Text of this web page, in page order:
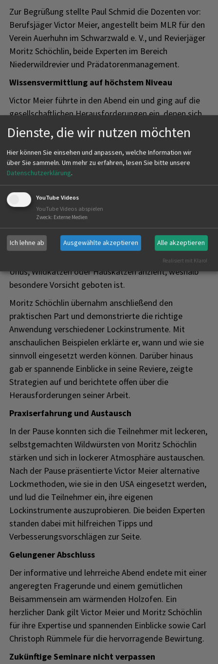
Zur Begrüßung stellte Paul Schmid die Dozenten vor:
Berufsjäger Victor Meier, angestellt beim MLR für den
Verein Auerhuhn im Schwarzwald e. V., und Revierjäger
Moritz Schöchlin, beide Experten im Bereich
Niederwildrevier und Prädatorenmanagement.
Wissensvermittlung auf höchstem Niveau
Victor Meier führte in den Abend ein und ging auf die
gesellschaftlichen Herausforderungen ein, denen sich
Jäger oft stellen müssen. Mit beeindruckenden Zahlen
und Fakten unterstrich er die Bedeutung der
Raubwildjagd als Beitrag zum Artenschutz. So wies er
darauf hin, dass 40 % der Auerhuhn-Gelege
Prädatoren zum Opfer fallen – der Fuchs ist mit 44 %
Hauptverursacher. Lockjagd, so erklärte Meier, sei
dabei eine besonders effektive Methode, da sie nur
dann eine Anziehungskraft entfaltet, wenn der Jäger
vor Ort ist – anders als Luderplätze, die dauerhaft
locken. Beeindruckende Videoaufnahmen belegten,
dass die Methode auch nicht bejagbare Arten wie
Uhus, Wildkatzen oder Hauskatzen anzieht, weshalb
besondere Vorsicht geboten ist.
Moritz Schöchlin übernahm anschließend den
praktischen Part und demonstrierte die richtige
Anwendung verschiedener Lockinstrumente. Mit
anschaulichen Beispielen erklärte er, wann und wie sie
sinnvoll eingesetzt werden können. Darüber hinaus
gab er spannende Einblicke in seine Reviere, zeigte
Strategien auf und berichtete offen über die
Herausforderungen seiner Arbeit.
Praxiserfahrung und Austausch
In der Pause konnten sich die Teilnehmer mit leckeren,
selbstgemachten Wildwürsten von Moritz Schöchlin
stärken und sich in lockerer Atmosphäre austauschen.
Nach der Pause präsentierte Victor Meier alternative
Lockmethoden, wie sie in den USA eingesetzt werden,
und lud die Teilnehmer ein, ihre eigenen
Lockinstrumente auszuprobieren. Die beiden Experten
standen dabei mit hilfreichen Tipps und
Verbesserungsvorschlägen zur Seite.
Gelungener Abschluss
Der informative und lehrreiche Abend endete mit einer
angeregten Fragerunde und einem gemütlichen
Beisammensein am wärmenden Holzofen. Ein
herzlicher Dank gilt Victor Meier und Moritz Schöchlin
für ihre Expertise und spannenden Einblicke sowie Carl
Christoph Rümmele für die hervorragende Bewirtung.
Zukünftige Seminare nicht verpassen
Dienste, die wir nutzen möchten
Hier können Sie einsehen und anpassen, welche Information wir
über Sie sammeln. Um mehr zu erfahren, lesen Sie bitte unsere
Datenschutzerklärung.
YouTube Videos
YouTube Videos abspielen
Zweck: Externe Medien
Ich lehne ab Ausgewählte akzeptieren Alle akzeptieren
Realisiert mit Klaro!